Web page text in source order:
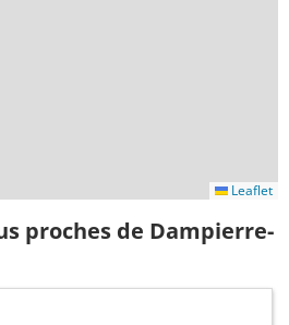
Leaflet
proches de Dampierre-